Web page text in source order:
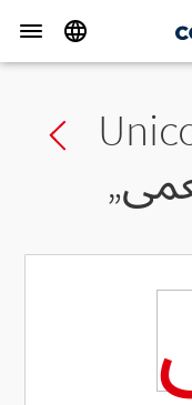
Previous char
„